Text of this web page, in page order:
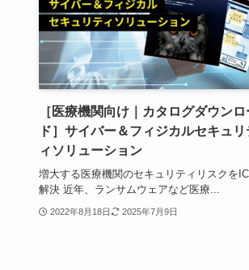
［医療機関向け｜カタログダウンロ
ド］サイバー＆フィジカルセキュリ
ィソリューション
増大する医療機関のセキュリティリスクを
解決 近年、ランサムウェアなど医療...
2022年8月18日 2025年7月9日